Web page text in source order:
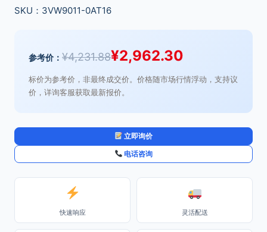
SKU：3VW9011-0AT16
参考价： ¥4,231.88¥2,962.30
标价为参考价，非最终成交价。价格随市场行情浮动，支持议
价，详询客服获取最新报价。
立即询价
电话咨询
快速响应 灵活配送